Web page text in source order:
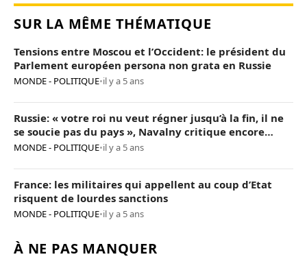
SUR LA MÊME THÉMATIQUE
Tensions entre Moscou et l’Occident: le président du
Parlement européen persona non grata en Russie
MONDE - POLITIQUE•il y a 5 ans
Russie: « votre roi nu veut régner jusqu’à la fin, il ne
se soucie pas du pays », Navalny critique encore
Poutine
MONDE - POLITIQUE•il y a 5 ans
France: les militaires qui appellent au coup d’Etat
risquent de lourdes sanctions
MONDE - POLITIQUE•il y a 5 ans
À NE PAS MANQUER